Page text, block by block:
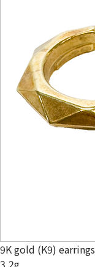
9K gold (K9) earrings